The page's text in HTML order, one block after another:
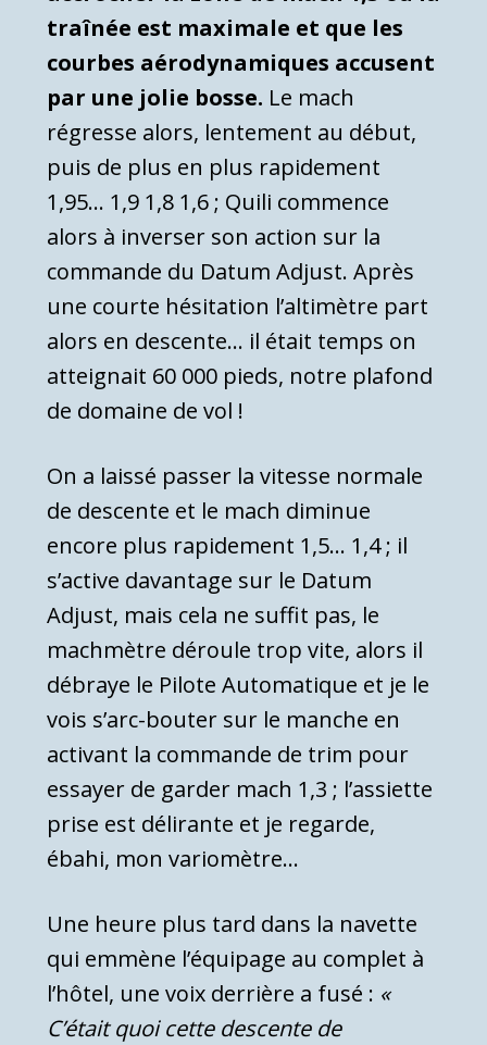
traînée est maximale et que les
courbes aérodynamiques accusent
par une jolie bosse. Le mach
régresse alors, lentement au début,
puis de plus en plus rapidement
1,95… 1,9 1,8 1,6 ; Quili commence
alors à inverser son action sur la
commande du Datum Adjust. Après
une courte hésitation l’altimètre part
alors en descente… il était temps on
atteignait 60 000 pieds, notre plafond
de domaine de vol !
On a laissé passer la vitesse normale
de descente et le mach diminue
encore plus rapidement 1,5… 1,4 ; il
s’active davantage sur le Datum
Adjust, mais cela ne suffit pas, le
machmètre déroule trop vite, alors il
débraye le Pilote Automatique et je le
vois s’arc-bouter sur le manche en
activant la commande de trim pour
essayer de garder mach 1,3 ; l’assiette
prise est délirante et je regarde,
ébahi, mon variomètre…
Une heure plus tard dans la navette
qui emmène l’équipage au complet à
l’hôtel, une voix derrière a fusé : «
C’était quoi cette descente de